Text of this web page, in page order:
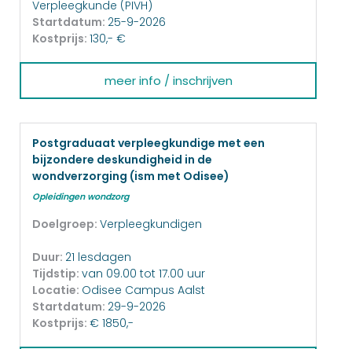
Verpleegkunde (PIVH)
Startdatum: 25-9-2026
Kostprijs: 130,- €
meer info / inschrijven
Postgraduaat verpleegkundige met een
bijzondere deskundigheid in de
wondverzorging (ism met Odisee)
Opleidingen wondzorg
Doelgroep: Verpleegkundigen
Duur: 21 lesdagen
Tijdstip: van 09.00 tot 17.00 uur
Locatie: Odisee Campus Aalst
Startdatum: 29-9-2026
Kostprijs: € 1850,-